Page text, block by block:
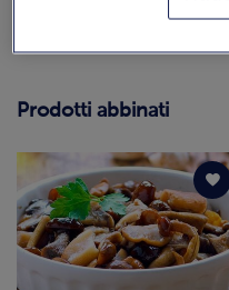
Prodotti abbinati